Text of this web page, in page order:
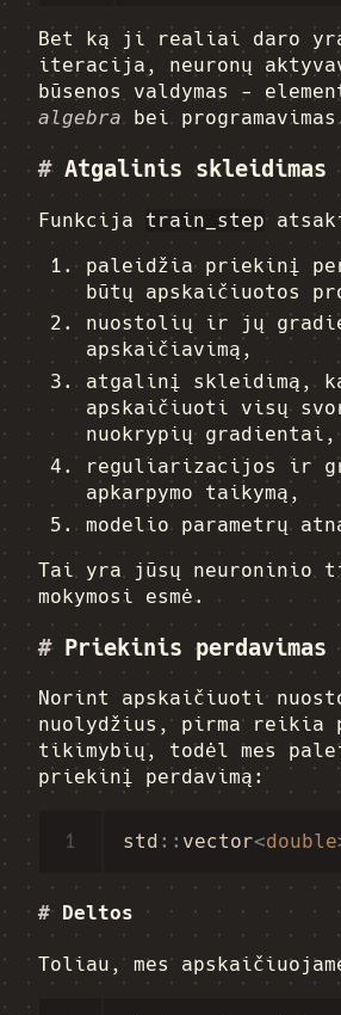
Bet ką ji realiai daro
iteracija, neuronų
būsenos valdymas -
algebrabei
#Atgalinis skleidimas
Funkcija train_step
paleidžia priekinį
būtų apskaičiuotos
nuostolių ir jų
apskaičiavimą,
atgalinį skleidimą,
apskaičiuoti visų
nuokrypių gradientai,
reguliarizacijos ir
apkarpymo taikymą,
modelio parametrų
Tai yra jūsų neuroninio
mokymosi esmė.
#Priekinis perdavimas
Norint apskaičiuoti
nuolydžius, pirma reikia
tikimybių, todėl mes
priekinį perdavimą:
1 std :: vector<double
#Deltos
Toliau, mes